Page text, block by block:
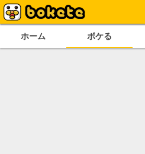
ホーム ボケる